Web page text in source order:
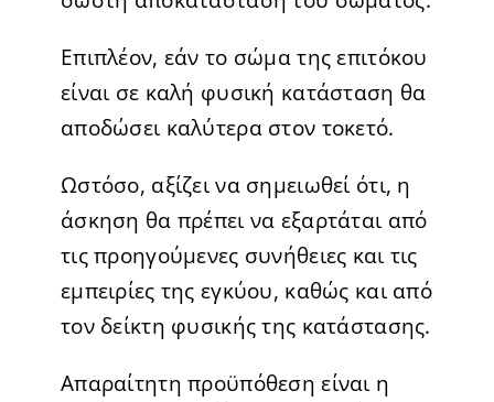
Επιπλέον, εάν το σώμα της επιτόκου
είναι σε καλή φυσική κατάσταση θα
αποδώσει καλύτερα στον τοκετό.
Ωστόσο, αξίζει να σημειωθεί ότι, η
άσκηση θα πρέπει να εξαρτάται από
τις προηγούμενες συνήθειες και τις
εμπειρίες της εγκύου, καθώς και από
τον δείκτη φυσικής της κατάστασης.
Απαραίτητη προϋπόθεση είναι η